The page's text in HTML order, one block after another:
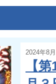
2024年8
【